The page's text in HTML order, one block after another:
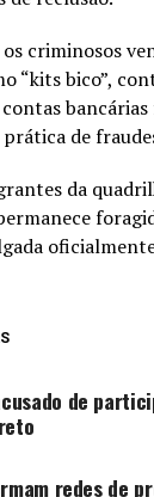
criminosos
“kits bico”,
de
da
de
redes de